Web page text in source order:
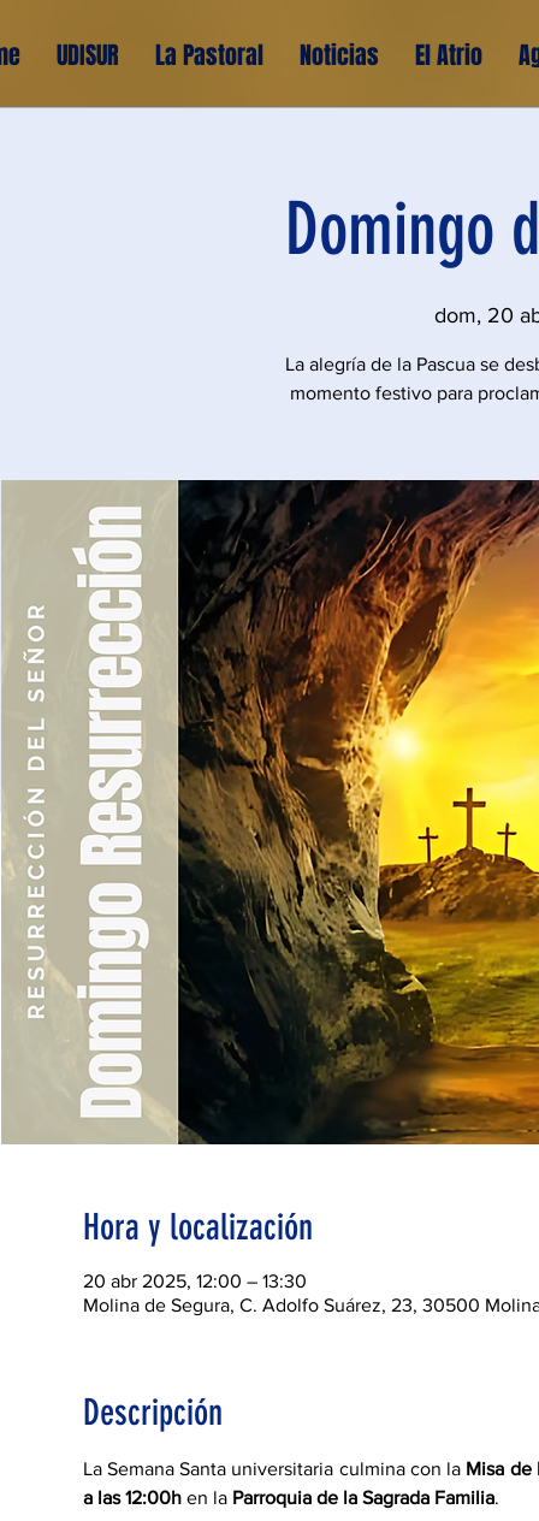
UDISUR La Pastoral Noticias El Atrio
Domingo
dom, 20
La alegría de la Pascua se
momento festivo para
Hora y localización
20 abr 2025, 12:00 – 13:30
Molina de Segura, C. Adolfo Suárez, 23, 30500
Descripción
La Semana Santa universitaria culmina con la Misa de
a las 12:00h en la Parroquia de la Sagrada Familia.